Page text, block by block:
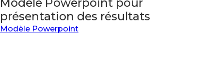
présentation des résultats
Modèle Powerpoint